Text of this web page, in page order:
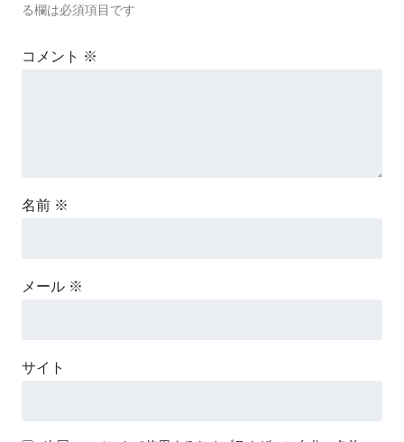
る欄は必須項目です
コメント ※
名前 ※
メール ※
サイト